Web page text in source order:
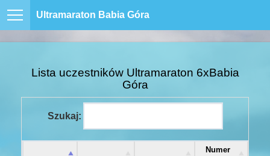
Ultramaraton Babia Góra
Lista uczestników Ultramaraton 6xBabia
Góra
Szukaj:
Numer